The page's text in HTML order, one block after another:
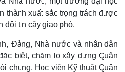
thành xuất sắc trọng trách được
đội tin cậy giao phó.
Ðảng, Nhà nước và nhân dân
biệt, chăm lo xây dựng Quân
chung, Học viện Kỹ thuật Quân